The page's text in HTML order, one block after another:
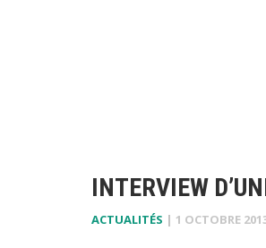
INTERVIEW
ACTUALITÉS | 1 OCTOBRE